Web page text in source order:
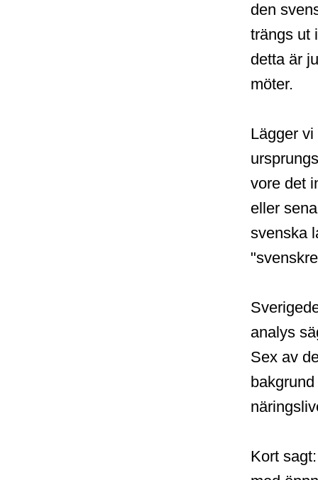
den
trängs ut
detta är
möter.
Lägger
vore det
eller
svenska
analys
Sex av
Kort